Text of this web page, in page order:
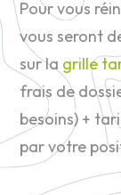
Pour vous
vous seront
sur la grille
frais de
besoins) +
par votre